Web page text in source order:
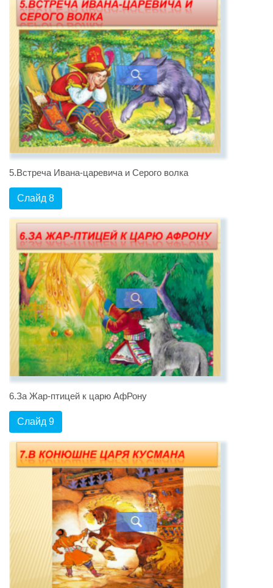
5.Встреча Ивана-царевича и Серого волка
Слайд 8
6.За Жар-птицей к царю АфРону
Слайд 9